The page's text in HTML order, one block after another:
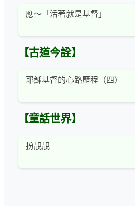
應～「活著就是基督」
【古道今詮】
耶穌基督的心路歷程（四）
【童話世界】
扮靚靚